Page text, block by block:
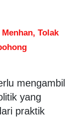
Tolak
mengambil
yang
praktik